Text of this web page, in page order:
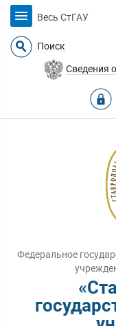
Весь СтГАУ
Поиск
Сведения
Федеральное